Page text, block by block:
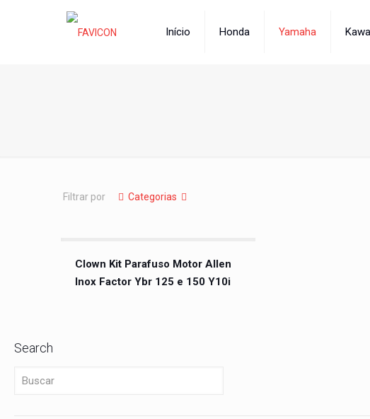
Início Honda Yamaha
Filtrar por Categorias
Clown Kit Parafuso Motor Allen
Inox Factor Ybr 125 e 150 Y10i
Search